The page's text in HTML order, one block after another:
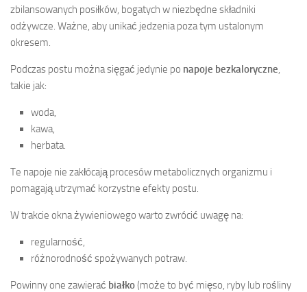
zbilansowanych posiłków, bogatych w niezbędne składniki
odżywcze. Ważne, aby unikać jedzenia poza tym ustalonym
okresem.
Podczas postu można sięgać jedynie po napoje bezkaloryczne,
takie jak:
woda,
kawa,
herbata.
Te napoje nie zakłócają procesów metabolicznych organizmu i
pomagają utrzymać korzystne efekty postu.
W trakcie okna żywieniowego warto zwrócić uwagę na:
regularność,
różnorodność spożywanych potraw.
Powinny one zawierać białko(może to być mięso, ryby lub rośliny